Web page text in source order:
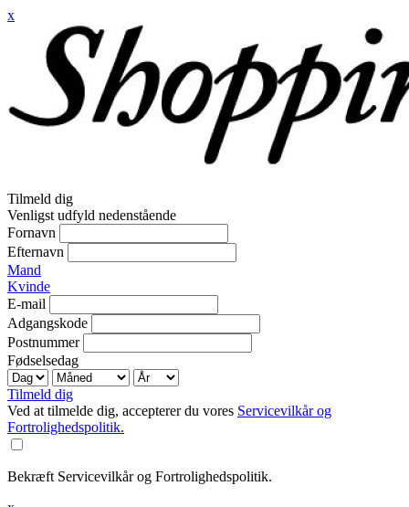
x
Tilmeld dig
Venligst udfyld nedenstående
Fornavn
Efternavn
Mand
Kvinde
E-mail
Adgangskode
Postnummer
Fødselsedag
Tilmeld dig
Ved at tilmelde dig, accepterer du vores Servicevilkår og
Fortrolighedspolitik.
Bekræft Servicevilkår og Fortrolighedspolitik.